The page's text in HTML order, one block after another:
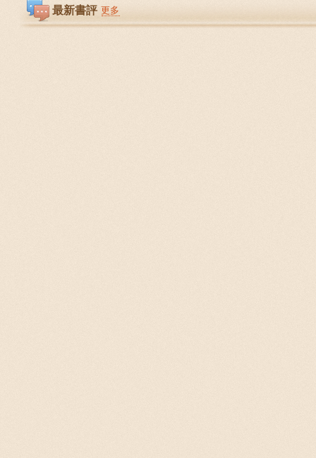
最新書評 更多